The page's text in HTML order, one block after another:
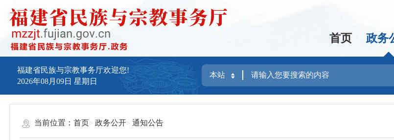
首页 政务
福建省民族与宗教事务厅欢迎您!
2026年08月09日 星期日
当前位置：首页 政务公开 通知公告